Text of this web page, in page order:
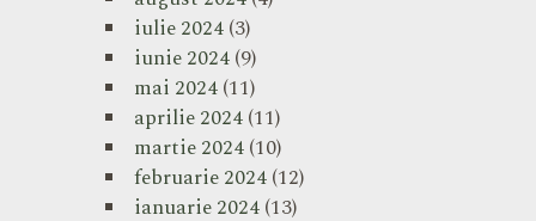
iulie 2024(3)
iunie 2024(9)
mai 2024(11)
aprilie 2024(11)
martie 2024(10)
februarie 2024(12)
ianuarie 2024(13)